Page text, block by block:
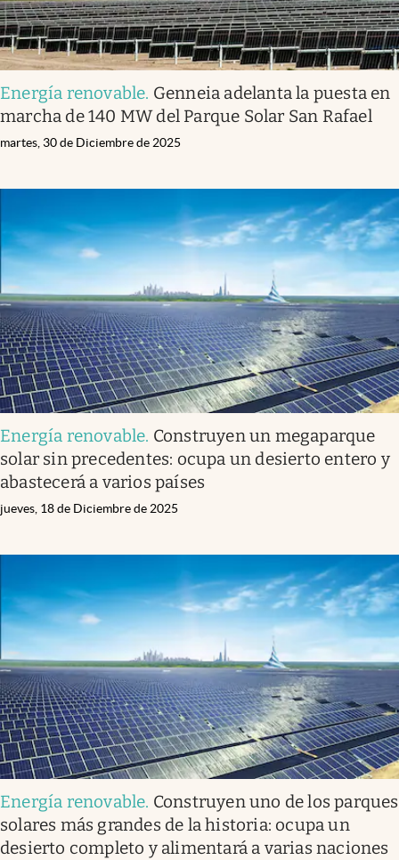
Energía renovable. Genneia adelanta la puesta en
marcha de 140 MW del Parque Solar San Rafael
martes, 30 de Diciembre de 2025
Energía renovable. Construyen un megaparque
solar sin precedentes: ocupa un desierto entero y
abastecerá a varios países
jueves, 18 de Diciembre de 2025
Energía renovable. Construyen uno de los parques
solares más grandes de la historia: ocupa un
desierto completo y alimentará a varias naciones